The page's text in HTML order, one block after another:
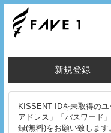
新規登録
KISSENT IDを未取得の
アドレス」「パスワード
録(無料)をお願い致します